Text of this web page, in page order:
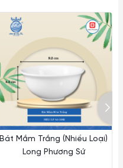
Bát Mắm Trắng (Nhiều Loại)
Long Phương Sứ